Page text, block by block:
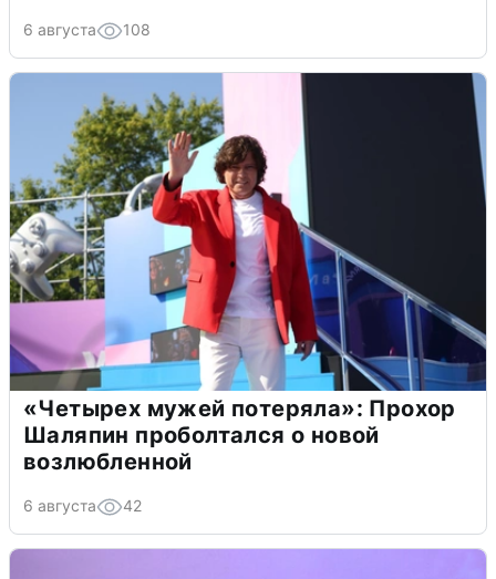
6 августа 108
«Четырех мужей потеряла»: Прохор
Шаляпин проболтался о новой
возлюбленной
6 августа 42